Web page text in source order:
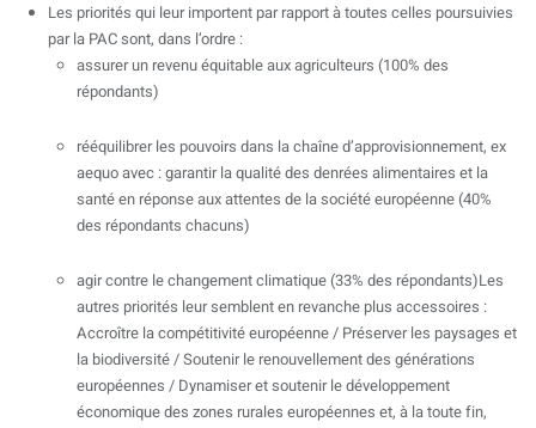
Les priorités qui leur importent par rapport à toutes celles poursuivies
par la PAC sont, dans l’ordre :
assurer un revenu équitable aux agriculteurs (100% des
répondants)
rééquilibrer les pouvoirs dans la chaîne d’approvisionnement, ex
aequo avec : garantir la qualité des denrées alimentaires et la
santé en réponse aux attentes de la société européenne (40%
des répondants chacuns)
agir contre le changement climatique (33% des répondants)Les
autres priorités leur semblent en revanche plus accessoires :
Accroître la compétitivité européenne / Préserver les paysages et
la biodiversité / Soutenir le renouvellement des générations
européennes / Dynamiser et soutenir le développement
économique des zones rurales européennes et, à la toute fin,